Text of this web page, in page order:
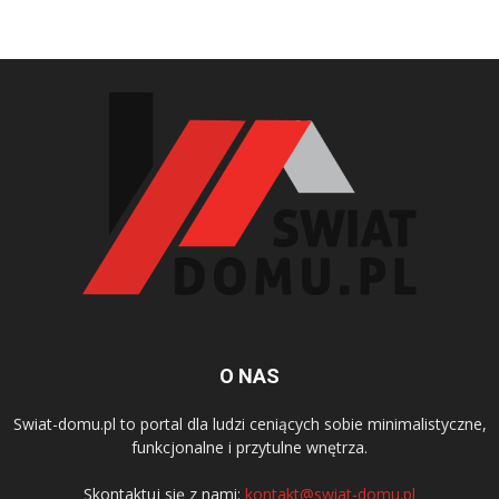
O NAS
Swiat-domu.pl to portal dla ludzi ceniących sobie minimalistyczne,
funkcjonalne i przytulne wnętrza.
Skontaktuj się z nami: kontakt@swiat-domu.pl